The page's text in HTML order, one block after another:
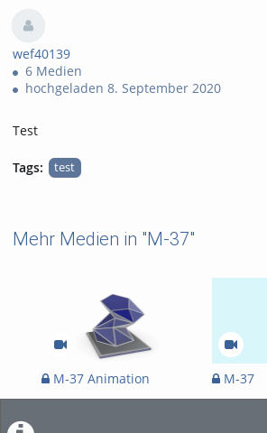
wef40139
6 Medien
hochgeladen 8. September 2020
Test
Tags: test
Mehr Medien in "M-37"
M-37 Animation
BONGO
M-37